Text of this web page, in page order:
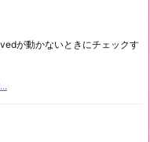
が動かないときにチェックす